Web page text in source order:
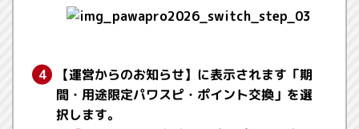
【運営からのお知らせ】に表示されます「期
間・用途限定パワスピ・ポイント交換」を選
択します。